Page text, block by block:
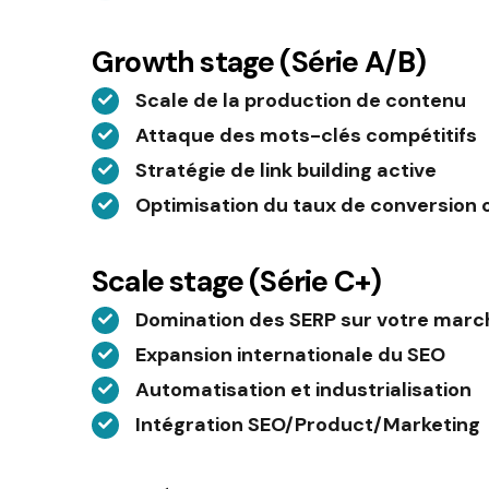
Growth stage (Série A/B)
Scale de la production de contenu
Attaque des mots-clés compétitifs
Stratégie de link building active
Optimisation du taux de conversion
Scale stage (Série C+)
Domination des SERP sur votre
Expansion internationale du SEO
Automatisation et industrialisation
Intégration SEO/Product/Marketing